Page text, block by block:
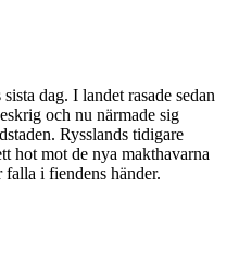
dag. I landet rasade sedan
och nu närmade sig
Rysslands tidigare
hot mot de nya makthavarna
i fiendens händer.